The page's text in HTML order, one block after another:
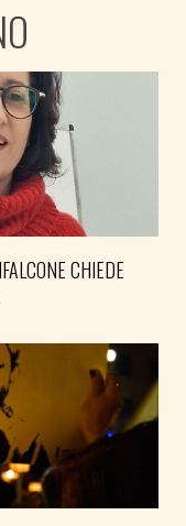
CHIEDE